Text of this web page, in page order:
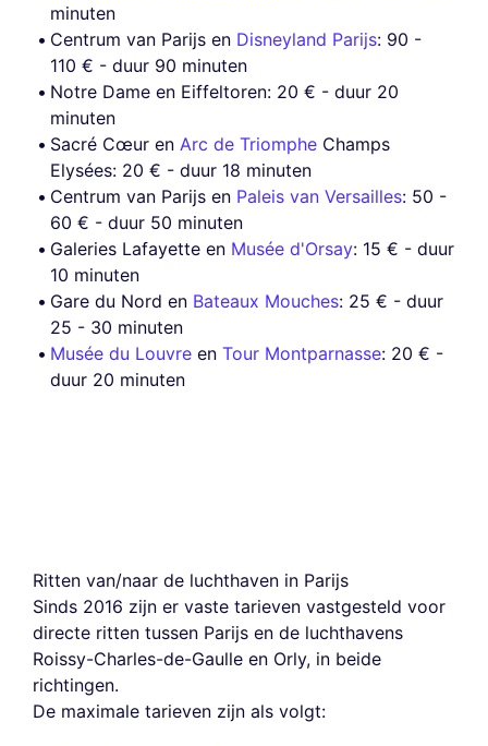
minuten
Centrum van Parijs en Disneyland Parijs: 90 -
110 € - duur 90 minuten
Notre Dame en Eiffeltoren: 20 € - duur 20
minuten
Sacré Cœur en Arc de Triomphe Champs
Elysées: 20 € - duur 18 minuten
Centrum van Parijs en Paleis van Versailles: 50 -
60 € - duur 50 minuten
Galeries Lafayette en Musée d'Orsay: 15 € - duur
10 minuten
Gare du Nord en Bateaux Mouches: 25 € - duur
25 - 30 minuten
Musée du Louvre en Tour Montparnasse: 20 € -
duur 20 minuten
Ritten van/naar de luchthaven in Parijs
Sinds 2016 zijn er vaste tarieven vastgesteld voor
directe ritten tussen Parijs en de luchthavens
Roissy-Charles-de-Gaulle en Orly, in beide
richtingen.
De maximale tarieven zijn als volgt: